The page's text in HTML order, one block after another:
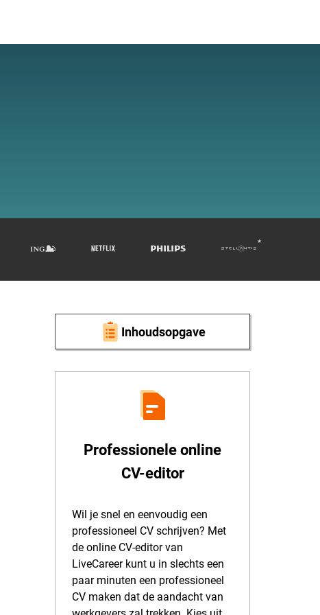
Inhoudsopgave
Professionele online
CV-editor
Wil je snel en eenvoudig een
professioneel CV schrijven? Met
de online CV-editor van
LiveCareer kunt u in slechts een
paar minuten een professioneel
CV maken dat de aandacht van